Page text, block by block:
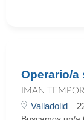
Operario/a
IMAN
Valladolid